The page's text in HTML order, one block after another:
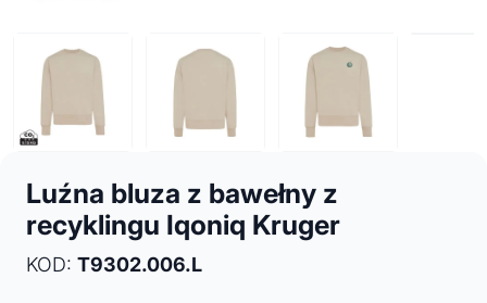
Luźna bluza z bawełny z
recyklingu Iqoniq Kruger
KOD: T9302.006.L